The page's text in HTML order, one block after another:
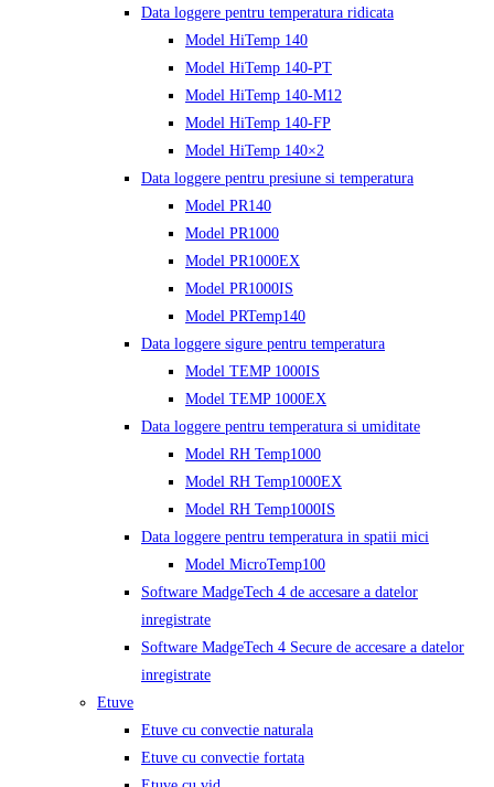
Data loggere pentru temperatura ridicata
Model HiTemp 140
Model HiTemp 140-PT
Model HiTemp 140-M12
Model HiTemp 140-FP
Model HiTemp 140×2
Data loggere pentru presiune si temperatura
Model PR140
Model PR1000
Model PR1000EX
Model PR1000IS
Model PRTemp140
Data loggere sigure pentru temperatura
Model TEMP 1000IS
Model TEMP 1000EX
Data loggere pentru temperatura si umiditate
Model RH Temp1000
Model RH Temp1000EX
Model RH Temp1000IS
Data loggere pentru temperatura in spatii mici
Model MicroTemp100
Software MadgeTech 4 de accesare a datelor
inregistrate
Software MadgeTech 4 Secure de accesare a datelor
inregistrate
Etuve
Etuve cu convectie naturala
Etuve cu convectie fortata